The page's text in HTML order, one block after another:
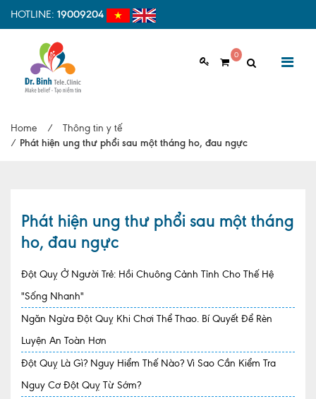
HOTLINE: 19009204
0
TRANG CHỦ
Giới thiệu chung
Đội ngũ y bác sĩ
Quy trình khám bệnh tại Dr. Binh
Home /
Thông tin y tế
/ Phát hiện ung thư phổi sau một tháng ho, đau ngực
Phát hiện ung thư phổi sau một tháng
ho, đau ngực
Đột Quỵ Ở Người Trẻ: Hồi Chuông Cảnh Tỉnh Cho Thế Hệ
"Sống Nhanh"
Ngăn Ngừa Đột Quỵ Khi Chơi Thể Thao. Bí Quyết Để Rèn
Luyện An Toàn Hơn
Đột Quỵ Là Gì? Nguy Hiểm Thế Nào? Vì Sao Cần Kiểm Tra
Nguy Cơ Đột Quỵ Từ Sớm?